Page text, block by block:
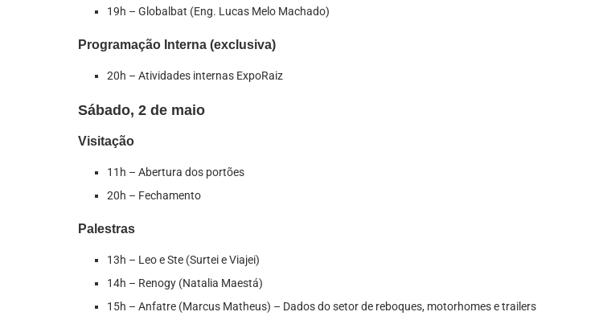
19h – Globalbat (Eng. Lucas Melo Machado)
Programação Interna (exclusiva)
20h – Atividades internas ExpoRaiz
Sábado, 2 de maio
Visitação
11h – Abertura dos portões
20h – Fechamento
Palestras
13h – Leo e Ste (Surtei e Viajei)
14h – Renogy (Natalia Maestá)
15h – Anfatre (Marcus Matheus) – Dados do setor de reboques, motorhomes e trailers